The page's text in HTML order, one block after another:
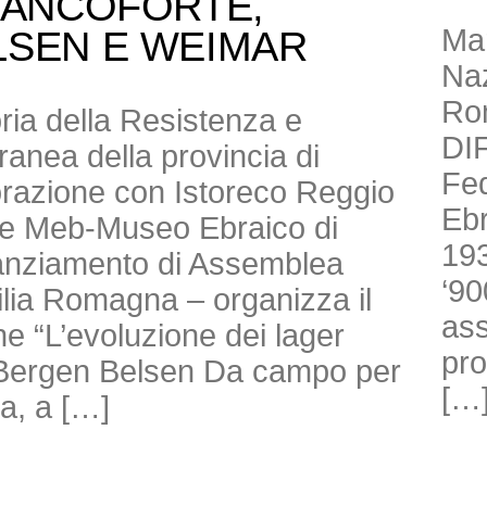
E WEIMAR
della Resistenza e
della provincia di
con Istoreco Reggio
Meb-Museo Ebraico di
di Assemblea
Romagna – organizza il
“L’evoluzione dei lager
Belsen Da campo per
a […]